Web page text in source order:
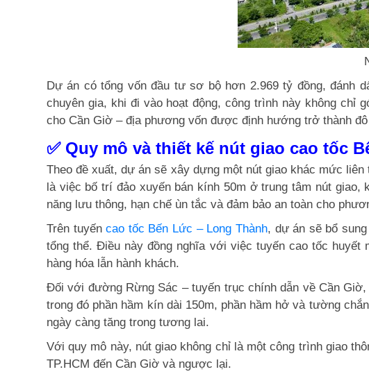
Dự án có tổng vốn đầu tư sơ bộ hơn 2.969 tỷ đồng, đánh
chuyên gia, khi đi vào hoạt động, công trình này không chỉ
cho Cần Giờ – địa phương vốn được định hướng trở thành
✅ Quy mô và thiết kế nút giao cao tốc
Theo đề xuất, dự án sẽ xây dựng một nút giao khác mức
là việc bố trí đảo xuyến bán kính 50m ở trung tâm nút
năng lưu thông, hạn chế ùn tắc và đảm bảo an toàn cho
Trên tuyếncao tốc Bến Lức – Long Thành, dự án sẽ bổ
tổng thể. Điều này đồng nghĩa với việc tuyến cao tốc
hàng hóa lẫn hành khách.
Đối với đường Rừng Sác – tuyến trục chính dẫn về Cần
trong đó phần hầm kín dài 150m, phần hầm hở và tường
ngày càng tăng trong tương lai.
Với quy mô này, nút giao không chỉ là một công trình giao
TP.HCM đến Cần Giờ và ngược lại.